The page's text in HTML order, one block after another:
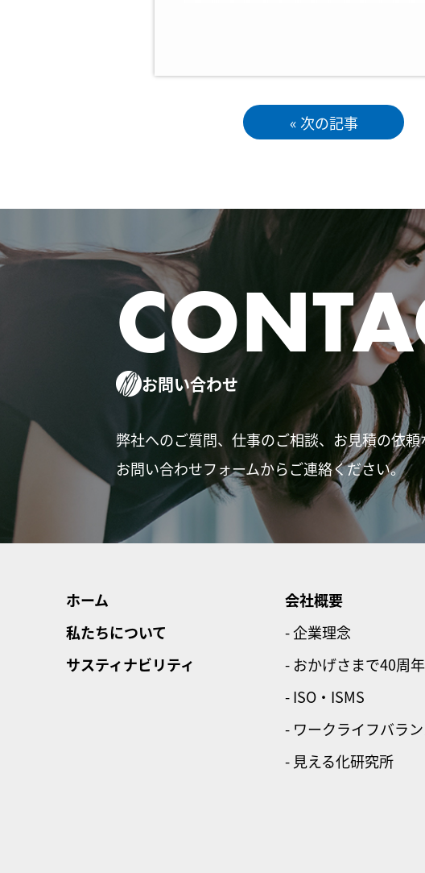
« 次の記事
お問い合わせ
弊社へのご質問、仕事のご相談、お見積の依頼
お問い合わせフォームからご連絡ください。
ホーム
私たちについて
サスティナビリティ
会社概要
- 企業理念
- おかげさまで40周年
- ISO・ISMS
- ワークライフバラ
- 見える化研究所